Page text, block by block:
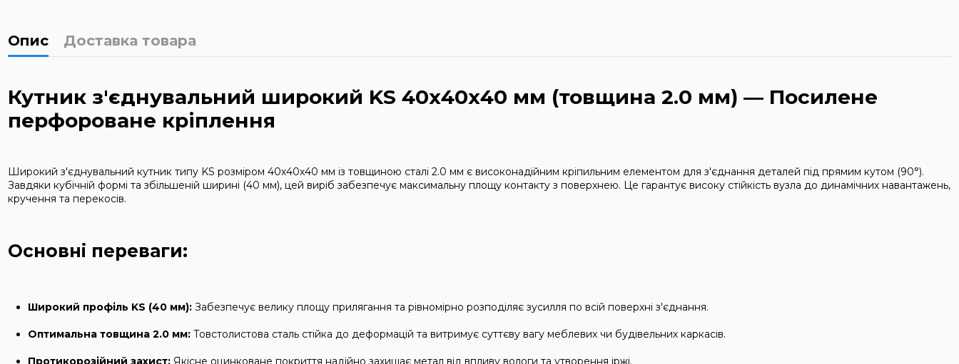
Опис Доставка товара
Кутник з'єднувальний широкий KS 40х40х40 мм (товщина 2.0 мм) — Посилене
перфороване кріплення
Широкий з'єднувальний кутник типу KS розміром 40х40х40 мм із товщиною сталі 2.0 мм є високонадійним кріпильним елементом для з'єднання деталей під прямим кутом (90°).
Завдяки кубічній формі та збільшеній ширині (40 мм), цей виріб забезпечує максимальну площу контакту з поверхнею. Це гарантує високу стійкість вузла до динамічних навантажень,
кручення та перекосів.
Основні переваги:
Широкий профіль KS (40 мм):Забезпечує велику площу прилягання та рівномірно розподіляє зусилля по всій поверхні з'єднання.
Оптимальна товщина 2.0 мм:Товстолистова сталь стійка до деформацій та витримує суттєву вагу меблевих чи будівельних каркасів.
Протикорозійний захист:Якісне оцинковане покриття надійно захищає метал від впливу вологи та утворення іржі.